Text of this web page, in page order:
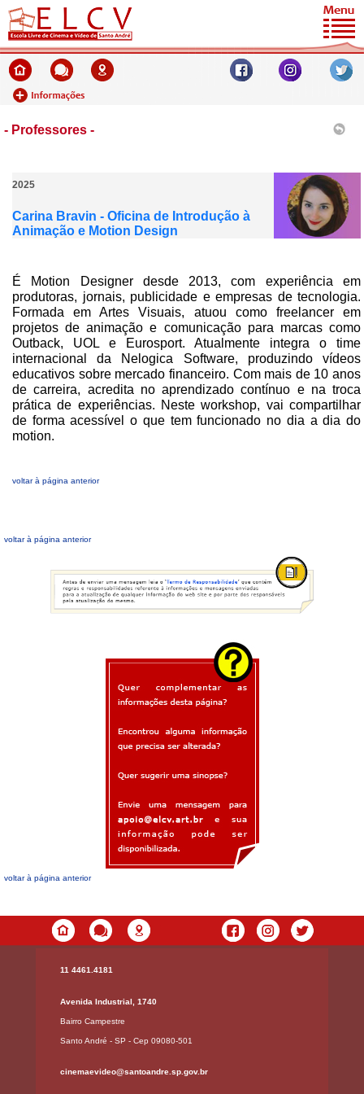
- Professores -
2025
Carina Bravin - Oficina de Introdução à
Animação e Motion Design
É Motion Designer desde 2013, com experiência em
produtoras, jornais, publicidade e empresas de tecnologia.
Formada em Artes Visuais, atuou como freelancer em
projetos de animação e comunicação para marcas como
Outback, UOL e Eurosport. Atualmente integra o time
internacional da Nelogica Software, produzindo vídeos
educativos sobre mercado financeiro. Com mais de 10 anos
de carreira, acredita no aprendizado contínuo e na troca
prática de experiências. Neste workshop, vai compartilhar
de forma acessível o que tem funcionado no dia a dia do
motion.
voltar à página anterior
voltar à página anterior
voltar à página anterior
11 4461.4181
Avenida Industrial, 1740
Bairro Campestre
Santo André - SP - Cep 09080-501
cinemaevideo@santoandre.sp.gov.br